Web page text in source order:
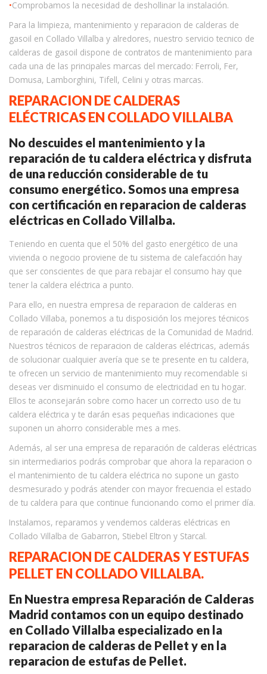
•Comprobamos la necesidad de deshollinar la instalación.
Para la limpieza, mantenimiento y reparacion de calderas de
gasoil en Collado Villalba y alredores, nuestro servicio tecnico de
calderas de gasoil dispone de contratos de mantenimiento para
cada una de las principales marcas del mercado: Ferroli, Fer,
Domusa, Lamborghini, Tifell, Celini y otras marcas.
REPARACION DE CALDERAS
ELÉCTRICAS EN COLLADO VILLALBA
No descuides el mantenimiento y la
reparación de tu caldera eléctrica y disfruta
de una reducción considerable de tu
consumo energético. Somos una empresa
con certificación en reparacion de calderas
eléctricas en Collado Villalba.
Teniendo en cuenta que el 50% del gasto energético de una
vivienda o negocio proviene de tu sistema de calefacción hay
que ser conscientes de que para rebajar el consumo hay que
tener la caldera eléctrica a punto.
Para ello, en nuestra empresa de reparacion de calderas en
Collado Villaba, ponemos a tu disposición los mejores técnicos
de reparación de calderas eléctricas de la Comunidad de Madrid.
Nuestros técnicos de reparacion de calderas eléctricas, además
de solucionar cualquier avería que se te presente en tu caldera,
te ofrecen un servicio de mantenimiento muy recomendable si
deseas ver disminuido el consumo de electricidad en tu hogar.
Ellos te aconsejarán sobre como hacer un correcto uso de tu
caldera eléctrica y te darán esas pequeñas indicaciones que
suponen un ahorro considerable mes a mes.
Además, al ser una empresa de reparación de calderas eléctricas
sin intermediarios podrás comprobar que ahora la reparacion o
el mantenimiento de tu caldera eléctrica no supone un gasto
desmesurado y podrás atender con mayor frecuencia el estado
de tu caldera para que continue funcionando como el primer día.
Instalamos, reparamos y vendemos calderas eléctricas en
Collado Villalba de Gabarron, Stiebel Eltron y Starcal.
REPARACION DE CALDERAS Y ESTUFAS
PELLET EN COLLADO VILLALBA.
En Nuestra empresa Reparación de Calderas
Madrid contamos con un equipo destinado
en Collado Villalba especializado en la
reparacion de calderas de Pellet y en la
reparacion de estufas de Pellet.